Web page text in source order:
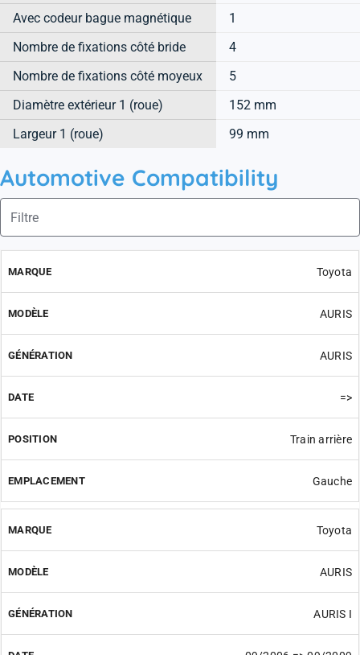
Avec codeur bague magnétique
1
Nombre de fixations côté bride
4
Nombre de fixations côté moyeux
5
Diamètre extérieur 1 (roue)
152 mm
Largeur 1 (roue)
99 mm
Automotive Compatibility
Toyota
AURIS
AURIS
=>
Train arrière
Gauche
Toyota
AURIS
AURIS I